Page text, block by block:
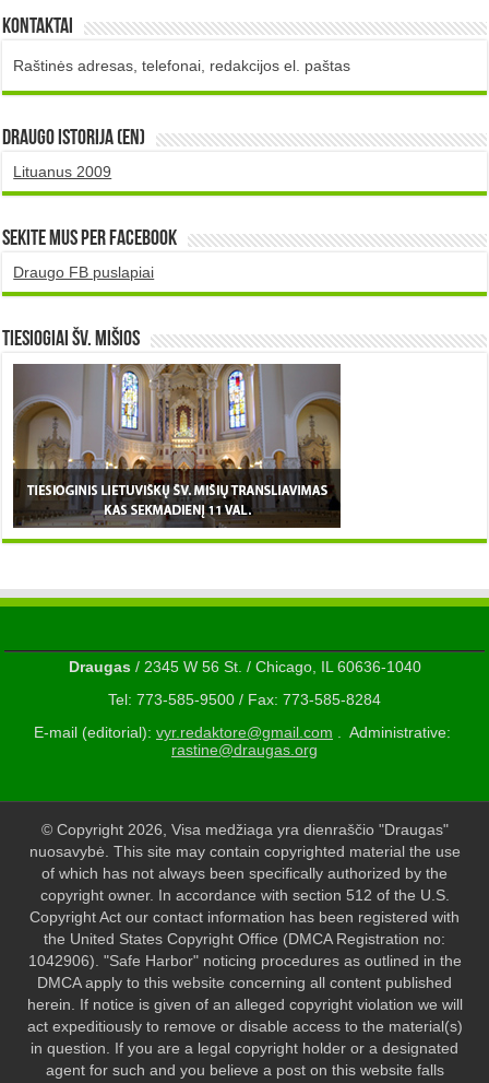
Kontaktai
Raštinės adresas, telefonai, redakcijos el. paštas
DRAUGO istorija (EN)
Lituanus 2009
Sekite mus per Facebook
Draugo FB puslapiai
TIESIOGIAI šv. MIŠIOS
Draugas/ 2345 W 56 St. / Chicago, IL 60636-1040
Tel: 773-585-9500 / Fax: 773-585-8284
E-mail (editorial): vyr.redaktore@gmail.com . Administrative:
rastine@draugas.org
© Copyright 2026, Visa medžiaga yra dienraščio "Draugas"
nuosavybė. This site may contain copyrighted material the use
of which has not always been specifically authorized by the
copyright owner. In accordance with section 512 of the U.S.
Copyright Act our contact information has been registered with
the United States Copyright Office (DMCA Registration no:
1042906). "Safe Harbor" noticing procedures as outlined in the
DMCA apply to this website concerning all content published
herein. If notice is given of an alleged copyright violation we will
act expeditiously to remove or disable access to the material(s)
in question. If you are a legal copyright holder or a designated
agent for such and you believe a post on this website falls